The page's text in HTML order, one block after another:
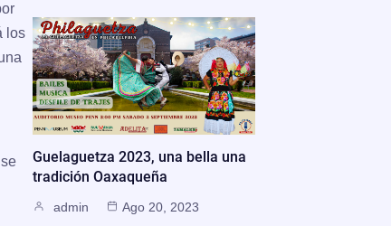
los
Guelaguetza 2023, una bella una
tradición Oaxaqueña
admin Ago 20, 2023